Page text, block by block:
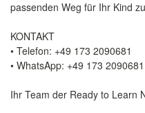
passenden Weg für Ihr Kind
KONTAKT
• Telefon: +49 173 2090681
• WhatsApp: +49 173
Ihr Team der Ready to Learn